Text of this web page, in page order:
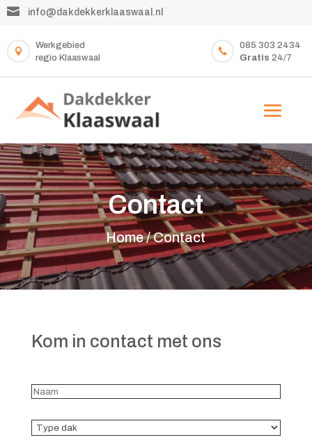
 info@dakdekkerklaaswaal.nl

Werkgebied
regio Klaaswaal

085 303 2434
Gratis 24/7
Contact
Home /Contact
Kom in contact met ons
Naam
Type